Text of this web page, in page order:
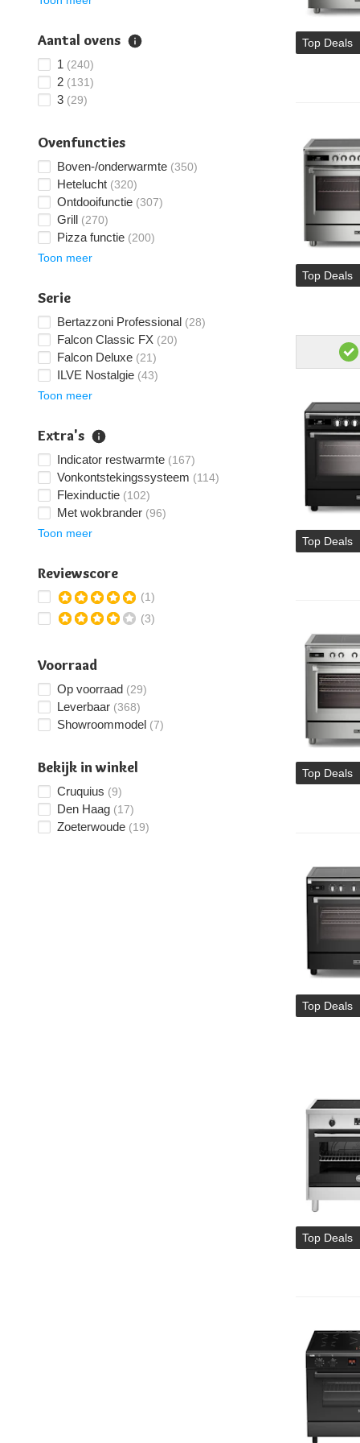
Top Deals
Top Deals
Top Deals
Top Deals
Top Deals
Top Deals
Aantal ovens
1 (240)
2 (131)
3 (29)
Ovenfuncties
Boven-/onderwarmte (350)
Hetelucht (320)
Ontdooifunctie (307)
Grill (270)
Pizza functie (200)
Toon meer
Serie
Bertazzoni Professional (28)
Falcon Classic FX (20)
Falcon Deluxe (21)
ILVE Nostalgie (43)
Toon meer
Extra's
Indicator restwarmte (167)
Vonkontstekingssysteem (114)
Flexinductie (102)
Met wokbrander (96)
Toon meer
Reviewscore
(1)
(3)
Voorraad
Op voorraad (29)
Leverbaar (368)
Showroommodel (7)
Bekijk in winkel
Cruquius (9)
Den Haag (17)
Zoeterwoude (19)